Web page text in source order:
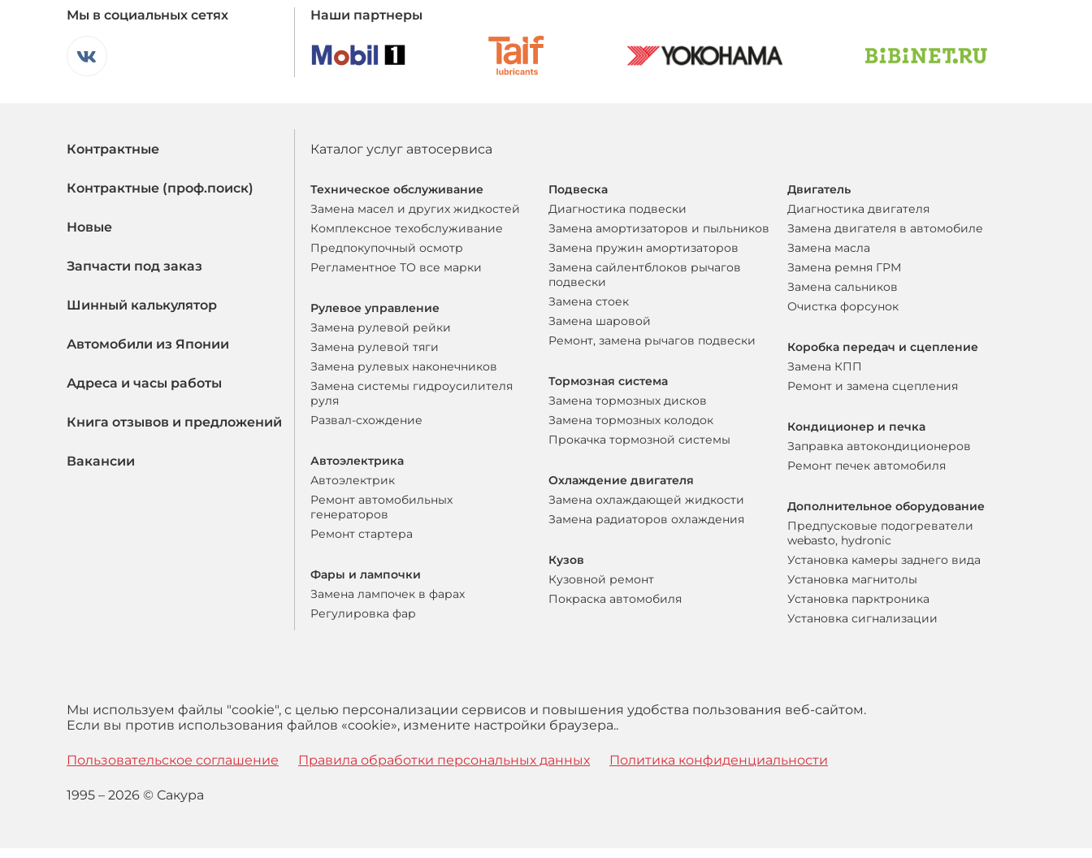
Мы в социальных сетях Наши партнеры
Контрактные
Контрактные (проф.поиск)
Новые
Запчасти под заказ
Шинный калькулятор
Автомобили из Японии
Адреса и часы работы
Книга отзывов и предложений
Вакансии
Каталог услуг автосервиса
Техническое обслуживание
Замена масел и других жидкостей
Комплексное техобслуживание
Предпокупочный осмотр
Регламентное ТО все марки
Рулевое управление
Замена рулевой рейки
Замена рулевой тяги
Замена рулевых наконечников
Замена системы гидроусилителя
руля
Развал-схождение
Автоэлектрика
Автоэлектрик
Ремонт автомобильных
генераторов
Ремонт стартера
Фары и лампочки
Замена лампочек в фарах
Регулировка фар
Подвеска
Диагностика подвески
Замена амортизаторов и пыльников
Замена пружин амортизаторов
Замена сайлентблоков рычагов
подвески
Замена стоек
Замена шаровой
Ремонт, замена рычагов подвески
Тормозная система
Замена тормозных дисков
Замена тормозных колодок
Прокачка тормозной системы
Охлаждение двигателя
Замена охлаждающей жидкости
Замена радиаторов охлаждения
Кузов
Кузовной ремонт
Покраска автомобиля
Двигатель
Диагностика двигателя
Замена двигателя в автомобиле
Замена масла
Замена ремня ГРМ
Замена сальников
Очистка форсунок
Коробка передач и сцепление
Замена КПП
Ремонт и замена сцепления
Кондиционер и печка
Заправка автокондиционеров
Ремонт печек автомобиля
Дополнительное оборудование
Предпусковые подогреватели
webasto, hydronic
Установка камеры заднего вида
Установка магнитолы
Установка парктроника
Установка сигнализации
Мы используем файлы "cookie", с целью персонализации сервисов и повышения удобства пользования веб-сайтом.
Если вы против использования файлов «cookie», измените настройки браузера..
Пользовательское соглашение Правила обработки персональных данных Политика конфиденциальности
1995 – 2026 © Сакура